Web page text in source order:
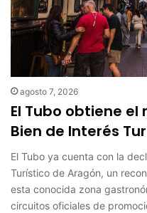
agosto 7, 2026
El Tubo obtiene
Bien de Interés
El Tubo ya cuenta con la
Turístico de Aragón, un
esta conocida zona
circuitos oficiales de